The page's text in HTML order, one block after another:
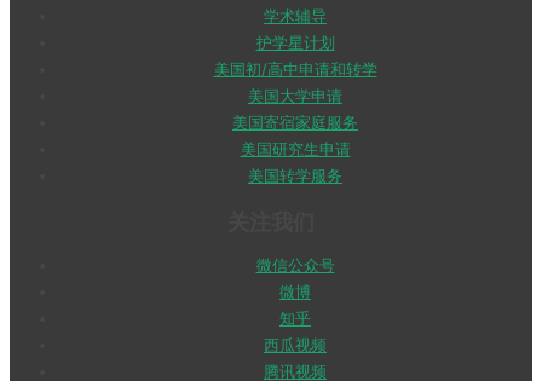
学术辅导
护学星计划
美国初/高中申请和转学
美国大学申请
美国寄宿家庭服务
美国研究生申请
美国转学服务
微信公众号
微博
知乎
西瓜视频
腾讯视频